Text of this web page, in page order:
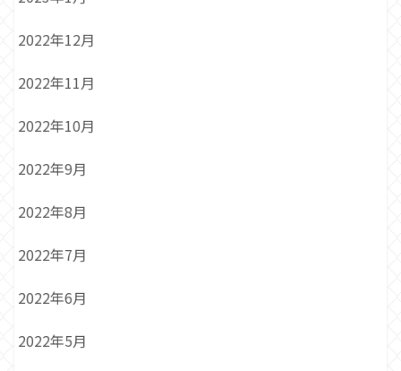
2022年12月
2022年11月
2022年10月
2022年9月
2022年8月
2022年7月
2022年6月
2022年5月